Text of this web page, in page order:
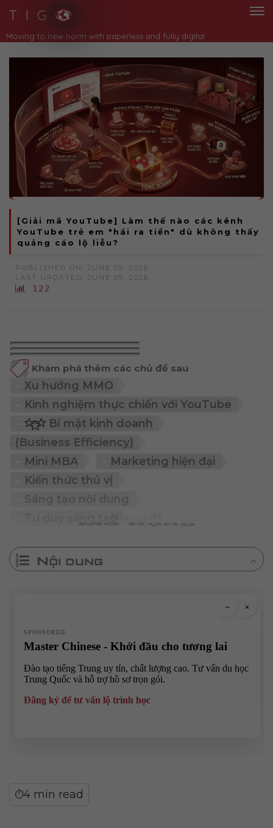
T I G
[Giải mã YouTube] Làm thế nào các kênh
YouTube trẻ em "hái ra tiền" dù không thấy
quảng cáo lộ liễu?
PUBLISHED ON: JUNE 09, 2026
LAST UPDATED: JUNE 09, 2026
122
Khám phá thêm các chủ đề sau
Xu hướng MMO
Kinh nghiệm thực chiến với YouTube
Bí mật kinh doanh
doanh (Business Efficiency)
Mini MBA
Marketing hiện đại
Kiến thức thú vị
Sáng tạo nội dung
Tư duy sáng tạo
Nội dung
⏱4 min read